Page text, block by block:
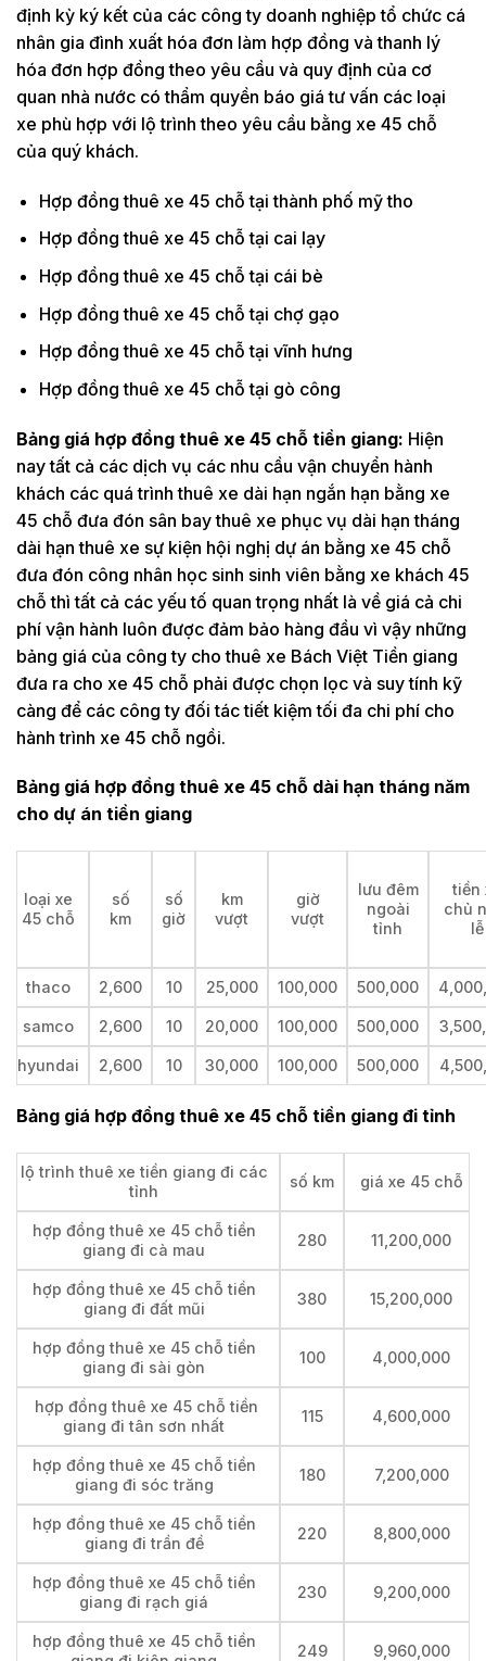
định kỳ ký kết của các công ty doanh nghiệp tổ chức cá
nhân gia đình xuất hóa đơn làm hợp đồng và thanh lý
hóa đơn hợp đồng theo yêu cầu và quy định của cơ
quan nhà nước có thẩm quyền báo giá tư vấn các loại
xe phù hợp với lộ trình theo yêu cầu bằng xe 45 chỗ
của quý khách.
Hợp đồng thuê xe 45 chỗ tại thành phố mỹ tho
Hợp đồng thuê xe 45 chỗ tại cai lạy
Hợp đồng thuê xe 45 chỗ tại cái bè
Hợp đồng thuê xe 45 chỗ tại chợ gạo
Hợp đồng thuê xe 45 chỗ tại vĩnh hưng
Hợp đồng thuê xe 45 chỗ tại gò công
Bảng giá hợp đồng thuê xe 45 chỗ tiền giang: Hiện
nay tất cả các dịch vụ các nhu cầu vận chuyển hành
khách các quá trình thuê xe dài hạn ngắn hạn bằng xe
45 chỗ đưa đón sân bay thuê xe phục vụ dài hạn tháng
dài hạn thuê xe sự kiện hội nghị dự án bằng xe 45 chỗ
đưa đón công nhân học sinh sinh viên bằng xe khách 45
chỗ thì tất cả các yếu tố quan trọng nhất là về giá cả chi
phí vận hành luôn được đảm bảo hàng đầu vì vậy những
bảng giá của công ty cho thuê xe Bách Việt Tiền giang
đưa ra cho xe 45 chỗ phải được chọn lọc và suy tính kỹ
càng để các công ty đối tác tiết kiệm tối đa chi phí cho
hành trình xe 45 chỗ ngồi.
Bảng giá hợp đồng thuê xe 45 chỗ dài hạn tháng năm
cho dự án tiền giang
loại xe
45 chỗ
số
km
số
giờ
km
vượt
giờ
vượt
lưu đêm
ngoài
tỉnh
tiền
chủ
lễ
thaco 2,600 10 25,000 100,000 500,000
samco 2,600 10 20,000 100,000 500,000
hyundai 2,600 10 30,000 100,000 500,000
Bảng giá hợp đồng thuê xe 45 chỗ tiền giang đi tỉnh
lộ trình thuê xe tiền giang đi các
tỉnh
số km giá xe 45 chỗ
hợp đồng thuê xe 45 chỗ tiền
giang đi cà mau
280 11,200,000
hợp đồng thuê xe 45 chỗ tiền
giang đi đất mũi
380 15,200,000
hợp đồng thuê xe 45 chỗ tiền
giang đi sài gòn
100 4,000,000
hợp đồng thuê xe 45 chỗ tiền
giang đi tân sơn nhất
115 4,600,000
hợp đồng thuê xe 45 chỗ tiền
giang đi sóc trăng
180 7,200,000
hợp đồng thuê xe 45 chỗ tiền
giang đi trần đề
220 8,800,000
hợp đồng thuê xe 45 chỗ tiền
giang đi rạch giá
230 9,200,000
hợp đồng thuê xe 45 chỗ tiền
249 9,960,000